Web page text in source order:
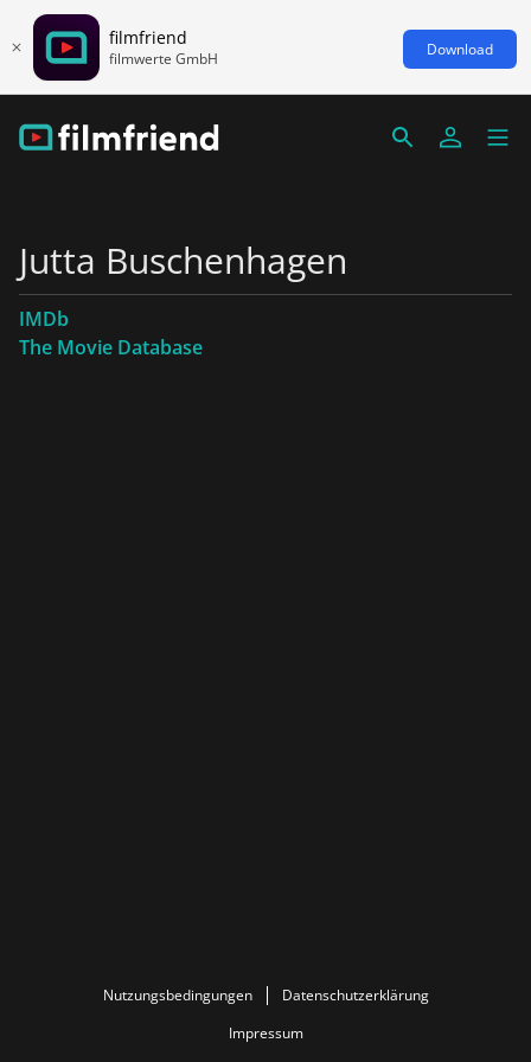
filmfriend
filmwerte GmbH Download
Jutta Buschenhagen
IMDb
The Movie Database
Nutzungsbedingungen
Datenschutzerklärung
Impressum